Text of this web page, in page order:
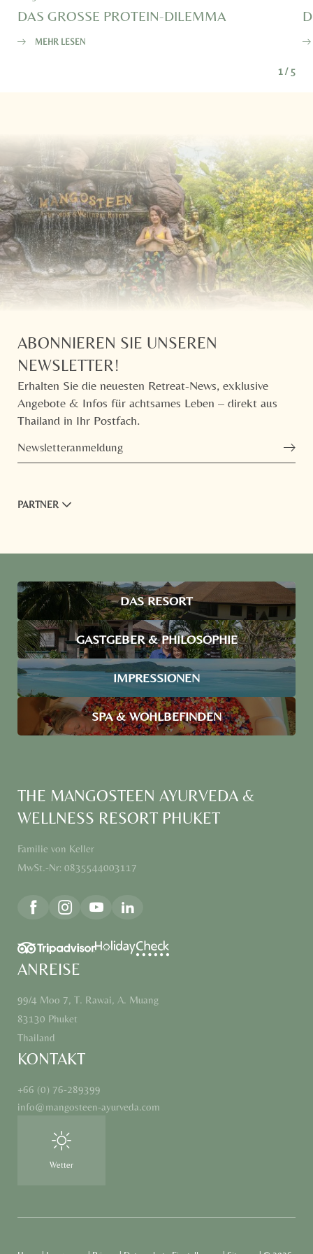
DAS GROSSE PROTEIN-DILEMMA
MEHR LESEN
1/ 5
ABONNIEREN SIE UNSEREN
NEWSLETTER!
Erhalten Sie die neuesten Retreat-News, exklusive
Angebote & Infos für achtsames Leben – direkt aus
Thailand in Ihr Postfach.
Newsletteranmeldung
PARTNER
DAS RESORT
GASTGEBER & PHILOSOPHIE
IMPRESSIONEN
SPA & WOHLBEFINDEN
THE MANGOSTEEN AYURVEDA &
WELLNESS RESORT PHUKET
Familie von Keller
MwSt.-Nr: 0835544003117
ANREISE
99/4 Moo 7, T. Rawai, A. Muang
83130 Phuket
Thailand
KONTAKT
+66 (0) 76-289399
info@mangosteen-ayurveda.com
Wetter